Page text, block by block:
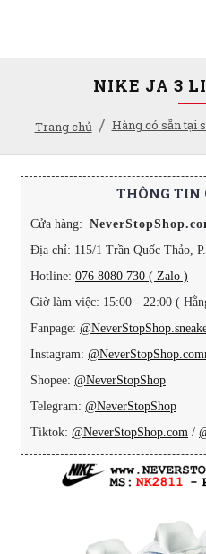
Trang chủ Hàng có sẵn tại
NIKE JA 3
THÔNG TIN
Cửa hàng:
Địa chỉ: 115/1 Trần Quốc Thảo,
Hotline: 076 8080 730 ( Zalo )
Giờ làm việc: 15:00 - 22:00 (
Fanpage:
Instagram:
Shopee: @NeverStopShop
Telegram: @NeverStopShop
Tiktok: @NeverStopShop.com /